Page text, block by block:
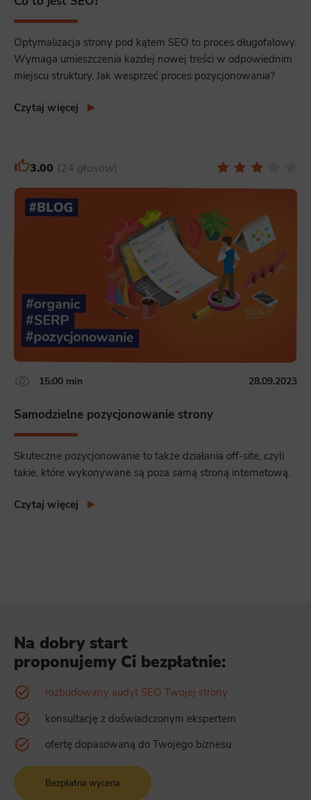
Optymalizacja strony pod kątem SEO to proces długofalowy.
Wymaga umieszczenia każdej nowej treści w odpowiednim
miejscu struktury. Jak wesprzeć proces pozycjonowania?
Czytaj więcej
3.00 24 głosów
15:00 min 28.09.2023
Samodzielne pozycjonowanie strony
Skuteczne pozycjonowanie to także działania off-site, czyli
takie, które wykonywane są poza samą stroną internetową.
Czytaj więcej
Na dobry start
proponujemy Ci bezpłatnie:
rozbudowany audyt SEO Twojej strony
konsultację z doświadczonym ekspertem
ofertę dopasowaną do Twojego biznesu
Bezpłatna wycena